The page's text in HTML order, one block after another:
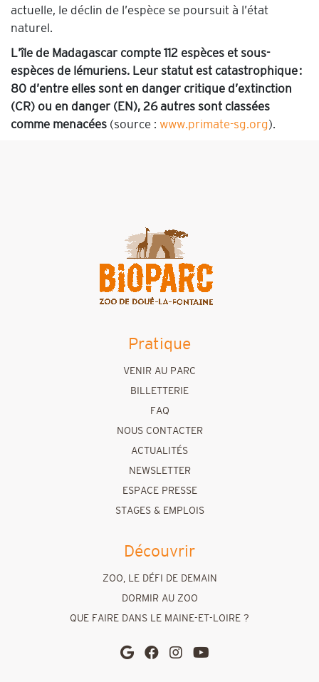
actuelle, le déclin de l’espèce se poursuit à l’état
naturel.
L’île de Madagascar compte 112 espèces et sous-
espèces de lémuriens. Leur statut est catastrophique :
80 d’entre elles sont en danger critique d’extinction
(CR) ou en danger (EN), 26 autres sont classées
comme menacées (source : www.primate-sg.org).
Pratique
VENIR AU PARC
BILLETTERIE
FAQ
NOUS CONTACTER
ACTUALITÉS
NEWSLETTER
ESPACE PRESSE
STAGES & EMPLOIS
Découvrir
ZOO, LE DÉFI DE DEMAIN
DORMIR AU ZOO
QUE FAIRE DANS LE MAINE-ET-LOIRE ?